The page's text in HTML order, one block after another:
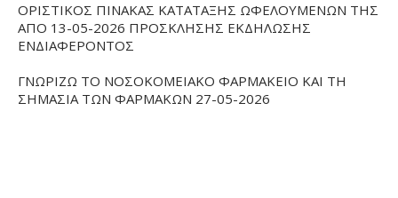
ΟΡΙΣΤΙΚΟΣ ΠΙΝΑΚΑΣ ΚΑΤΑΤΑΞΗΣ ΩΦΕΛΟΥΜΕΝΩΝ ΤΗΣ
ΑΠΟ 13-05-2026 ΠΡΟΣΚΛΗΣΗΣ ΕΚΔΗΛΩΣΗΣ
ΕΝΔΙΑΦΕΡΟΝΤΟΣ
ΓΝΩΡΙΖΩ ΤΟ ΝΟΣΟΚΟΜΕΙΑΚΟ ΦΑΡΜΑΚΕΙΟ ΚΑΙ ΤΗ
ΣΗΜΑΣΙΑ ΤΩΝ ΦΑΡΜΑΚΩΝ 27-05-2026